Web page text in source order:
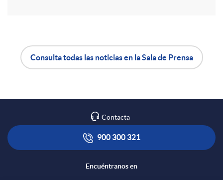
n
R
A
p
l
o
t
Consulta todas las noticias en la Sala de Prensa
Contacta
900 300 321
Encuéntranos en